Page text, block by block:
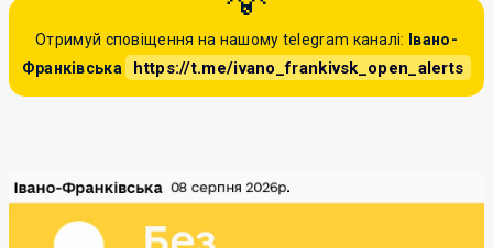
Отримуй сповіщення на нашому telegram каналі:
Івано-
Франківська
https://t.me/ivano_frankivsk_open_alerts